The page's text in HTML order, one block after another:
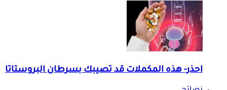
احذر- هذه المكملات قد تصيبك بسرطان البروستاتا